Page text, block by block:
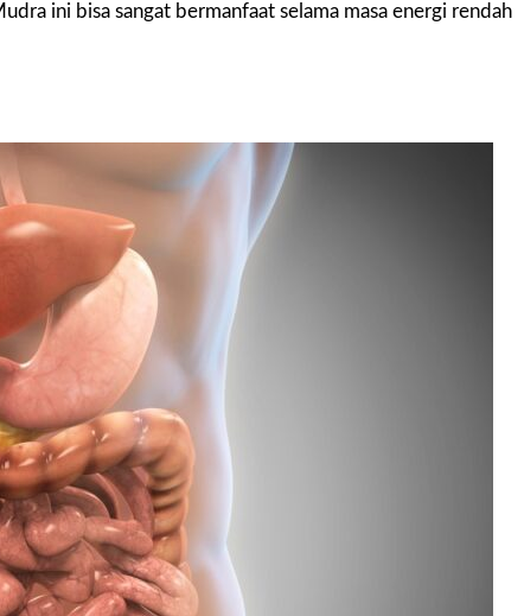
ini bisa sangat bermanfaat selama masa energi rendah